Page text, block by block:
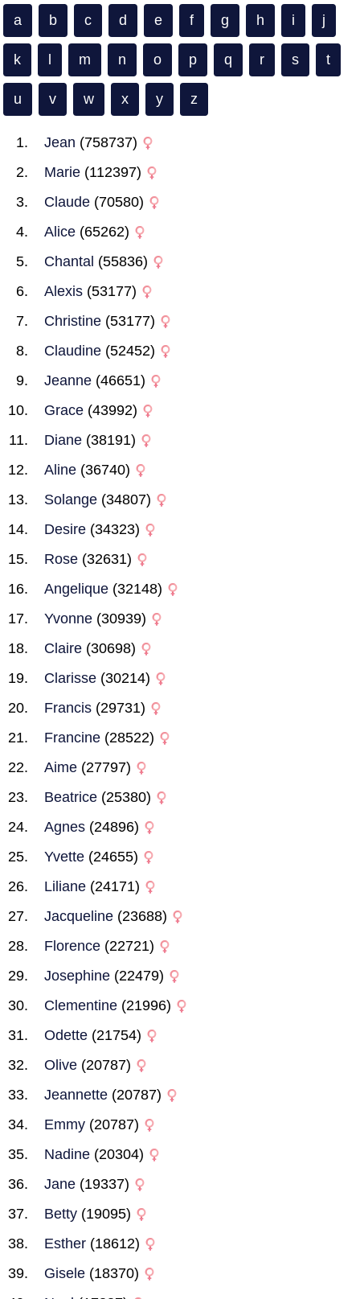
a b c d e f g h i j
k m n o p q r s t
u v w x y z
Jean (758737)
Marie (112397)
Claude (70580)
Alice (65262)
Chantal (55836)
Alexis (53177)
Christine (53177)
Claudine (52452)
Jeanne (46651)
Grace (43992)
Diane (38191)
Aline (36740)
Solange (34807)
Desire (34323)
Rose (32631)
Angelique (32148)
Yvonne (30939)
Claire (30698)
Clarisse (30214)
Francis (29731)
Francine (28522)
Aime (27797)
Beatrice (25380)
Agnes (24896)
Yvette (24655)
Liliane (24171)
Jacqueline (23688)
Florence (22721)
Josephine (22479)
Clementine (21996)
Odette (21754)
Olive (20787)
Jeannette (20787)
Emmy (20787)
Nadine (20304)
Jane (19337)
Betty (19095)
Esther (18612)
Gisele (18370)